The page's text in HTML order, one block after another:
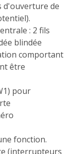
d'ouverture de
: 2 fils
blindée
comportant
être
pour
fonction.
(interrupteurs